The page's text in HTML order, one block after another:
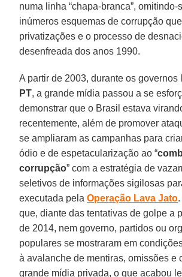
numa linha “chapa-branca”, omitindo-
inúmeros esquemas de corrupção
privatizações e o processo de
desenfreada dos anos 1990.
A partir de 2003, durante os governos
PT, a grande mídia passou a se
demonstrar que o Brasil estava
recentemente, além de promover
se ampliaram as campanhas para
ódio e de espetacularização ao “
corrupção” com a estratégia de
seletivos de informações sigilosas
executada pelaOperação Lava Jato
que, diante das tentativas de golpe a
de 2014, nem governo, partidos ou
populares se mostraram em
à avalanche de mentiras, omissões e
grande mídia privada, o que acabou